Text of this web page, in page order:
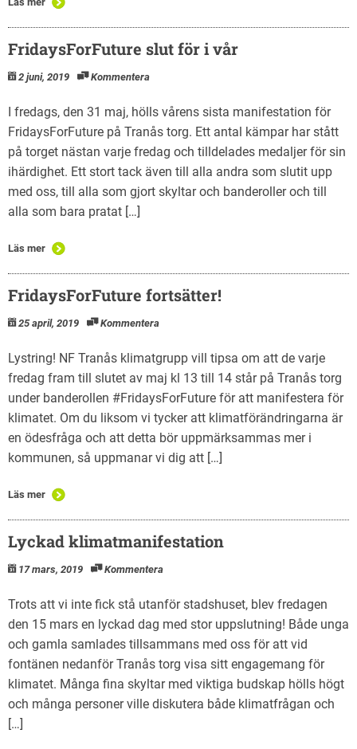
FridaysForFuture slut för i vår
2 juni, 2019 Kommentera
I fredags, den 31 maj, hölls vårens sista manifestation för
FridaysForFuture på Tranås torg. Ett antal kämpar har stått
på torget nästan varje fredag och tilldelades medaljer för sin
ihärdighet. Ett stort tack även till alla andra som slutit upp
med oss, till alla som gjort skyltar och banderoller och till
alla som bara pratat […]
Läs mer
FridaysForFuture fortsätter!
25 april, 2019 Kommentera
Lystring! NF Tranås klimatgrupp vill tipsa om att de varje
fredag fram till slutet av maj kl 13 till 14 står på Tranås torg
under banderollen #FridaysForFuture för att manifestera för
klimatet. Om du liksom vi tycker att klimatförändringarna är
en ödesfråga och att detta bör uppmärksammas mer i
kommunen, så uppmanar vi dig att […]
Läs mer
Lyckad klimatmanifestation
17 mars, 2019 Kommentera
Trots att vi inte fick stå utanför stadshuset, blev fredagen
den 15 mars en lyckad dag med stor uppslutning! Både unga
och gamla samlades tillsammans med oss för att vid
fontänen nedanför Tranås torg visa sitt engagemang för
klimatet. Många fina skyltar med viktiga budskap hölls högt
och många personer ville diskutera både klimatfrågan och
[…]